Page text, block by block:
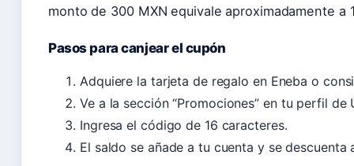
monto de 300 MXN equivale aproximadamente a
Pasos para canjear el cupón
Adquiere la tarjeta de regalo en Eneba o
Ve a la sección “Promociones” en tu perfil de
Ingresa el código de 16 caracteres.
El saldo se añade a tu cuenta y se